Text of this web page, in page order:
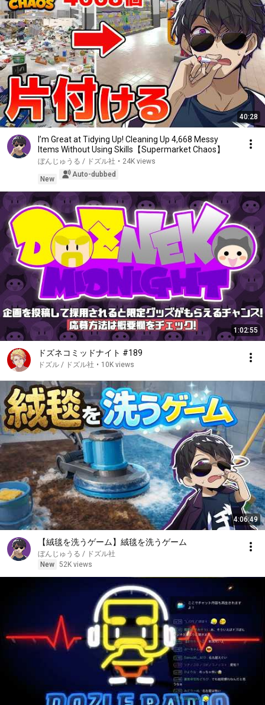
40:28
I’m Great at Tidying Up! Cleaning Up 4,668 Messy
Items Without Using Skills【Supermarket Chaos】
ぼんじゅうる / ドズル社 • 24K views
New
Auto-dubbed
1:02:55
ドズネコミッドナイト #189
ドズル / ドズル社 • 10K views
4:06:49
【絨毯を洗うゲーム】絨毯を洗うゲーム
ぼんじゅうる / ドズル社
New 52K views